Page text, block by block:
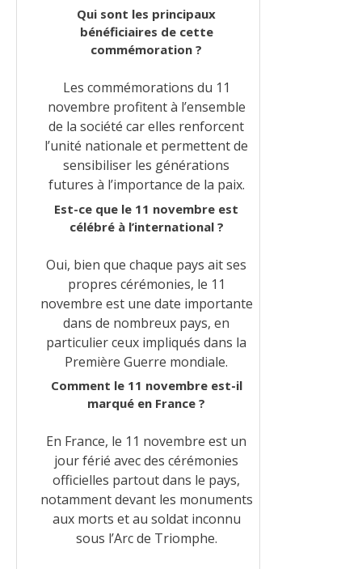
Qui sont les principaux
bénéficiaires de cette
commémoration ?
Les commémorations du 11
novembre profitent à l’ensemble
de la société car elles renforcent
l’unité nationale et permettent de
sensibiliser les générations
futures à l’importance de la paix.
Est-ce que le 11 novembre est
célébré à l’international ?
Oui, bien que chaque pays ait ses
propres cérémonies, le 11
novembre est une date importante
dans de nombreux pays, en
particulier ceux impliqués dans la
Première Guerre mondiale.
Comment le 11 novembre est-il
marqué en France ?
En France, le 11 novembre est un
jour férié avec des cérémonies
officielles partout dans le pays,
notamment devant les monuments
aux morts et au soldat inconnu
sous l’Arc de Triomphe.